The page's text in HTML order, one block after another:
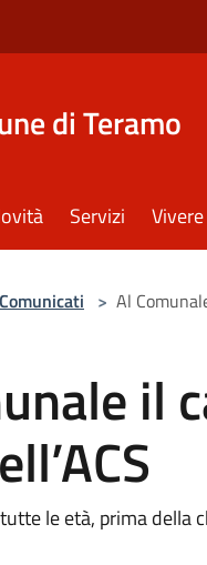
di Teramo
Servizi
Comunicati > Al
il
le età, prima della